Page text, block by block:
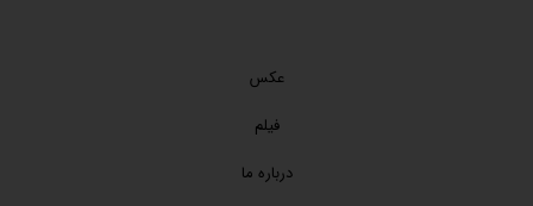
عکس
فیلم
درباره ما